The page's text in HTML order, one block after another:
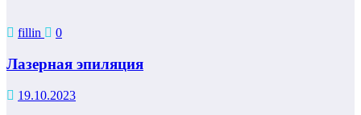
fillin 0
Лазерная эпиляция
19.10.2023